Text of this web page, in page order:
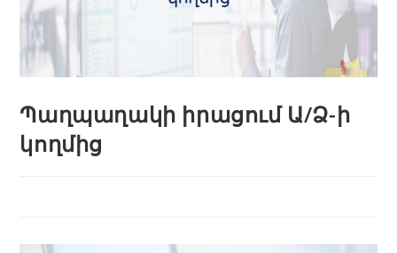
Պաղպաղակի իրացում Ա/Ձ-ի
կողմից